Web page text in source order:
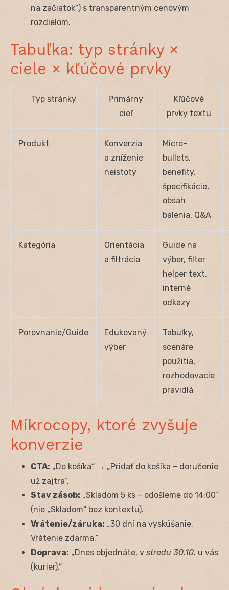
na začiatok“) s transparentným cenovým
rozdielom.
Tabuľka: typ stránky ×
ciele × kľúčové prvky
Typ stránky
Primárny
cieľ
Kľúčové
prvky textu
Produkt
Konverzia
a zníženie
neistoty
Micro-
bullets,
benefity,
špecifikácie,
obsah
balenia, Q&A
Kategória
Orientácia
a filtrácia
Guide na
výber, filter
helper text,
interné
odkazy
Porovnanie/Guide
Edukovaný
výber
Tabuľky,
scenáre
použitia,
rozhodovacie
pravidlá
Mikrocopy, ktoré zvyšuje
konverzie
CTA: „Do košíka“ → „Pridať do košíka – doručenie
už zajtra“.
Stav zásob: „Skladom 5 ks – odošleme do 14:00“
(nie „Skladom“ bez kontextu).
Vrátenie/záruka: „30 dní na vyskúšanie.
Vrátenie zdarma.“
Doprava: „Dnes objednáte, v stredu 30.10. u vás
(kurier).“